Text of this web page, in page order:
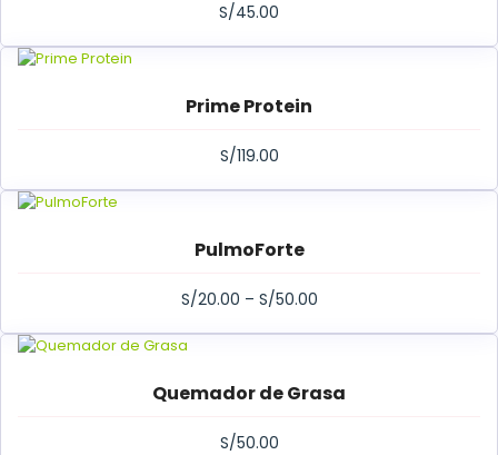
S/45.00
Prime Protein
S/119.00
PulmoForte
S/20.00 – S/50.00
Quemador de Grasa
S/50.00